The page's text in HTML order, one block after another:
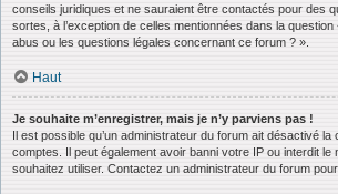
conseils juridiques et ne sauraient être contactés pour des
sortes, à l’exception de celles mentionnées dans la
abus ou les questions légales concernant ce forum ? ».
Haut
Je souhaite m’enregistrer, mais je n’y parviens pas !
Il est possible qu’un administrateur du forum ait désactivé la
comptes. Il peut également avoir banni votre IP ou interdit le
souhaitez utiliser. Contactez un administrateur du forum pour